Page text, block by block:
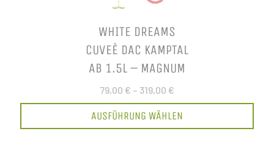
WHITE DREAMS
CUVEÈ DAC KAMPTAL
AB 1.5L – MAGNUM
79,00 € – 319,00 €
AUSFÜHRUNG WÄHLEN